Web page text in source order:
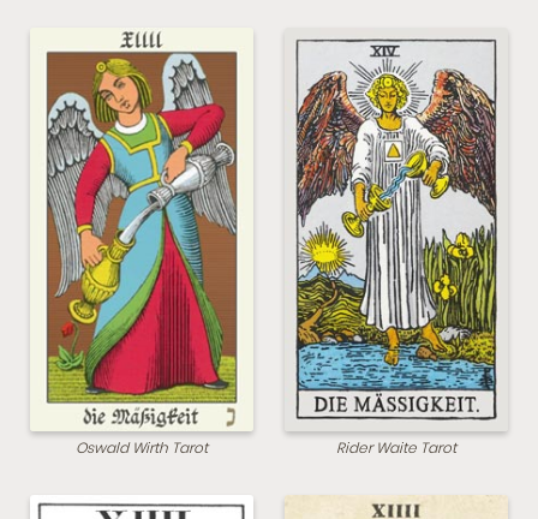
Oswald Wirth Tarot Rider Waite Tarot